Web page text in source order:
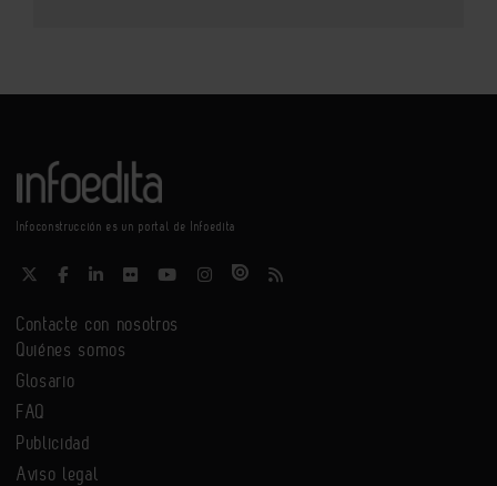
Infoconstrucción es un portal de Infoedita
Contacte con nosotros
Quiénes somos
Glosario
FAQ
Publicidad
Aviso legal